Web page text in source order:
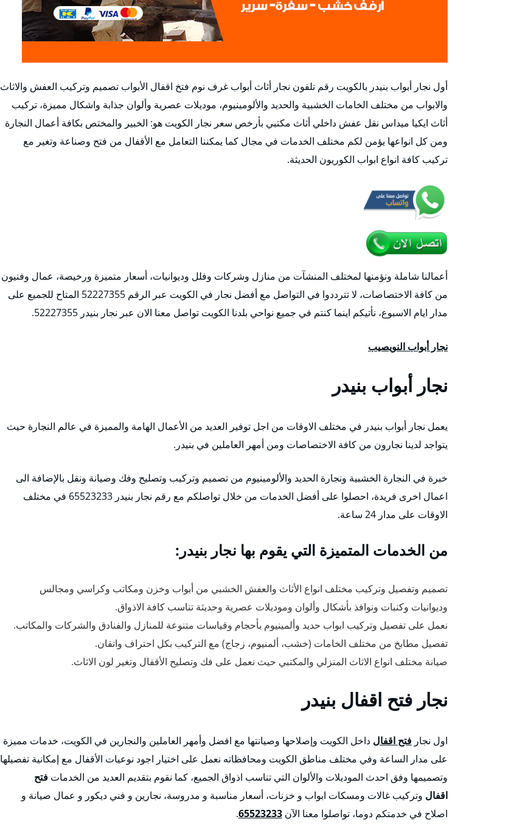
أول نجار أبواب بنيدر بالكويت رقم تلفون نجار أثاث أبواب غرف نوم فتخ اقفال الأبواب تصميم وتركيب العفش والاثاث
والابواب من مختلف الخامات الخشبية والحديد والألومينيوم، موديلات عصرية وألوان جذابة واشكال مميزة، تركيب
أثاث ايكيا ميداس نقل عفش داخلي أثاث مكتبي بأرخص سعر نجار الكويت هو: الخبير والمختص بكافة أعمال النجارة
ومن كل انواعها يؤمن لكم مختلف الخدمات في مجال كما يمكننا التعامل مع الأقفال من فتح وصناعة وتغير مع
تركيب كافة انواع ابواب الكوريون الحديثة.
أعمالنا شاملة ونؤمنها لمختلف المنشآت من منازل وشركات وفلل وديوانيات، أسعار متميزة ورخيصة، عمال وفنيون
من كافة الاختصاصات، لا تترددوا في التواصل مع أفضل نجار في الكويت عبر الرقم 52227355 المتاح للجميع على
مدار ايام الاسبوع، نأتيكم اينما كنتم في جميع نواحي بلدنا الكويت تواصل معنا الان عبر نجار بنيدر 52227355.
نجار أبواب النويصيب
نجار أبواب بنيدر
يعمل نجار أبواب بنيدر في مختلف الاوقات من اجل توفير العديد من الأعمال الهامة والمميزة في عالم النجارة حيث
يتواجد لدينا نجارون من كافة الاختصاصات ومن أمهر العاملين في بنيدر.
خبرة في النجارة الخشبية ونجارة الحديد والألومينيوم من تصميم وتركيب وتصليح وفك وصيانة ونقل بالإضافة الى
اعمال اخرى فريدة، احصلوا على أفضل الخدمات من خلال تواصلكم مع رقم نجار بنيدر 65523233 في مختلف
الاوقات على مدار 24 ساعة.
من الخدمات المتميزة التي يقوم بها نجار بنيدر:
تصميم وتفصيل وتركيب مختلف انواع الأثاث والعفش الخشبي من أبواب وخزن ومكاتب وكراسي ومجالس
وديوانيات وكنبات ونوافذ بأشكال وألوان وموديلات عصرية وحديثة تناسب كافة الاذواق.
نعمل على تفصيل وتركيب ابواب حديد وألمينيوم بأحجام وقياسات متنوعة للمنازل والفنادق والشركات والمكاتب.
تفصيل مطابخ من مختلف الخامات (خشب، ألمنيوم، زجاج) مع التركيب بكل احتراف واتقان.
صيانة مختلف انواع الاثاث المنزلي والمكتبي حيث نعمل على فك وتصليح الأقفال وتغير لون الاثاث.
نجار فتح اقفال بنيدر
اول نجار فتح اقفال داخل الكويت وإصلاحها وصيانتها مع افضل وأمهر العاملين والنجارين في الكويت، خدمات مميزة
على مدار الساعة وفي مختلف مناطق الكويت ومحافظاته نعمل على اختيار اجود نوعيات الأقفال مع إمكانية تفصيلها
وتصميمها وفق احدث الموديلات والألوان التي تناسب اذواق الجميع، كما نقوم بتقديم العديد من الخدمات فتح
اقفال وتركيب غالات ومسكات ابواب و خزنات، أسعار مناسبة و مدروسة، نجارين و فني ديكور و عمال صيانة و
اصلاح في خدمتكم دوما، تواصلوا معنا الآن 65523233
.